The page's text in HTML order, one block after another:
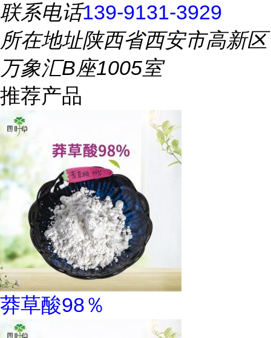
联系电话139-9131-3929
所在地址陕西省西安市高新区
万象汇B座1005室
推荐产品
莽草酸98％